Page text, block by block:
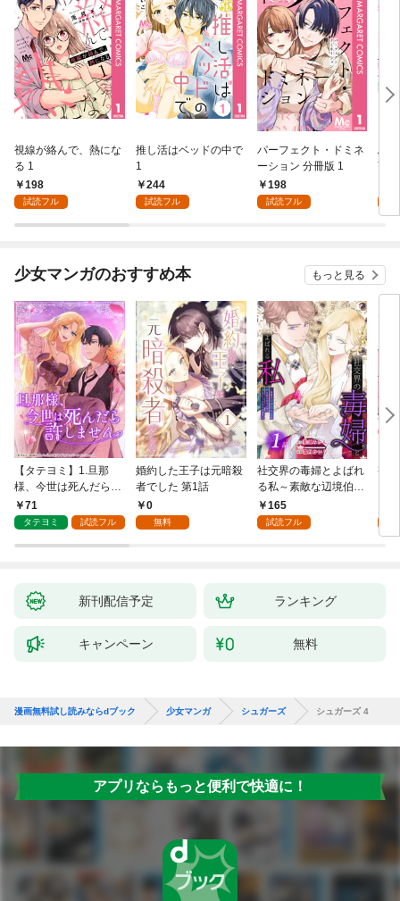
視線が絡んで、熱にな
る 1
198
試読フル
推し活はベッドの中で
1
244
試読フル
パーフェクト・ドミネ
ーション 分冊版 1
198
試読フル
ふ
言
少女マンガのおすすめ本 もっと見る
【タテヨミ】1.旦那
様、今世は死んだら許
しません
71
タテヨミ 試読フル
婚約した王子は元暗殺
者でした 第1話
0
無料
社交界の毒婦とよばれ
る私～素敵な辺境伯令
息に腕を折られたの
で、責任とってもらい
165
試読フル
視
新刊配信予定 ランキング
キャンペーン 無料
漫画無料試し読みならdブック 少女マンガ シュガーズ シュガーズ 4
アプリならもっと便利で快適に！